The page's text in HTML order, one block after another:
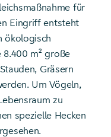
für
Eingriff entsteht
ökologisch
m² große
Gräsern
Um Vögeln,
zu
spezielle Hecken